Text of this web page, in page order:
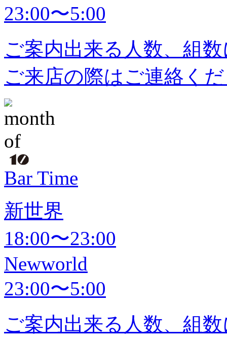
23:00〜5:00
ご案内出来る人数、組
ご来店の際はご連絡く
Bar Time
新世界
18:00〜23:00
Newworld
23:00〜5:00
ご案内出来る人数、組